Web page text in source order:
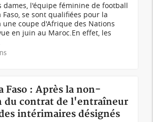
dames, l'équipe féminine de football
se sont qualifiées pour la
une coupe d'Afrique des Nations
en juin au Maroc.En effet, les
Faso : Après la non-
du contrat de l'entraîneur
intérimaires désignés